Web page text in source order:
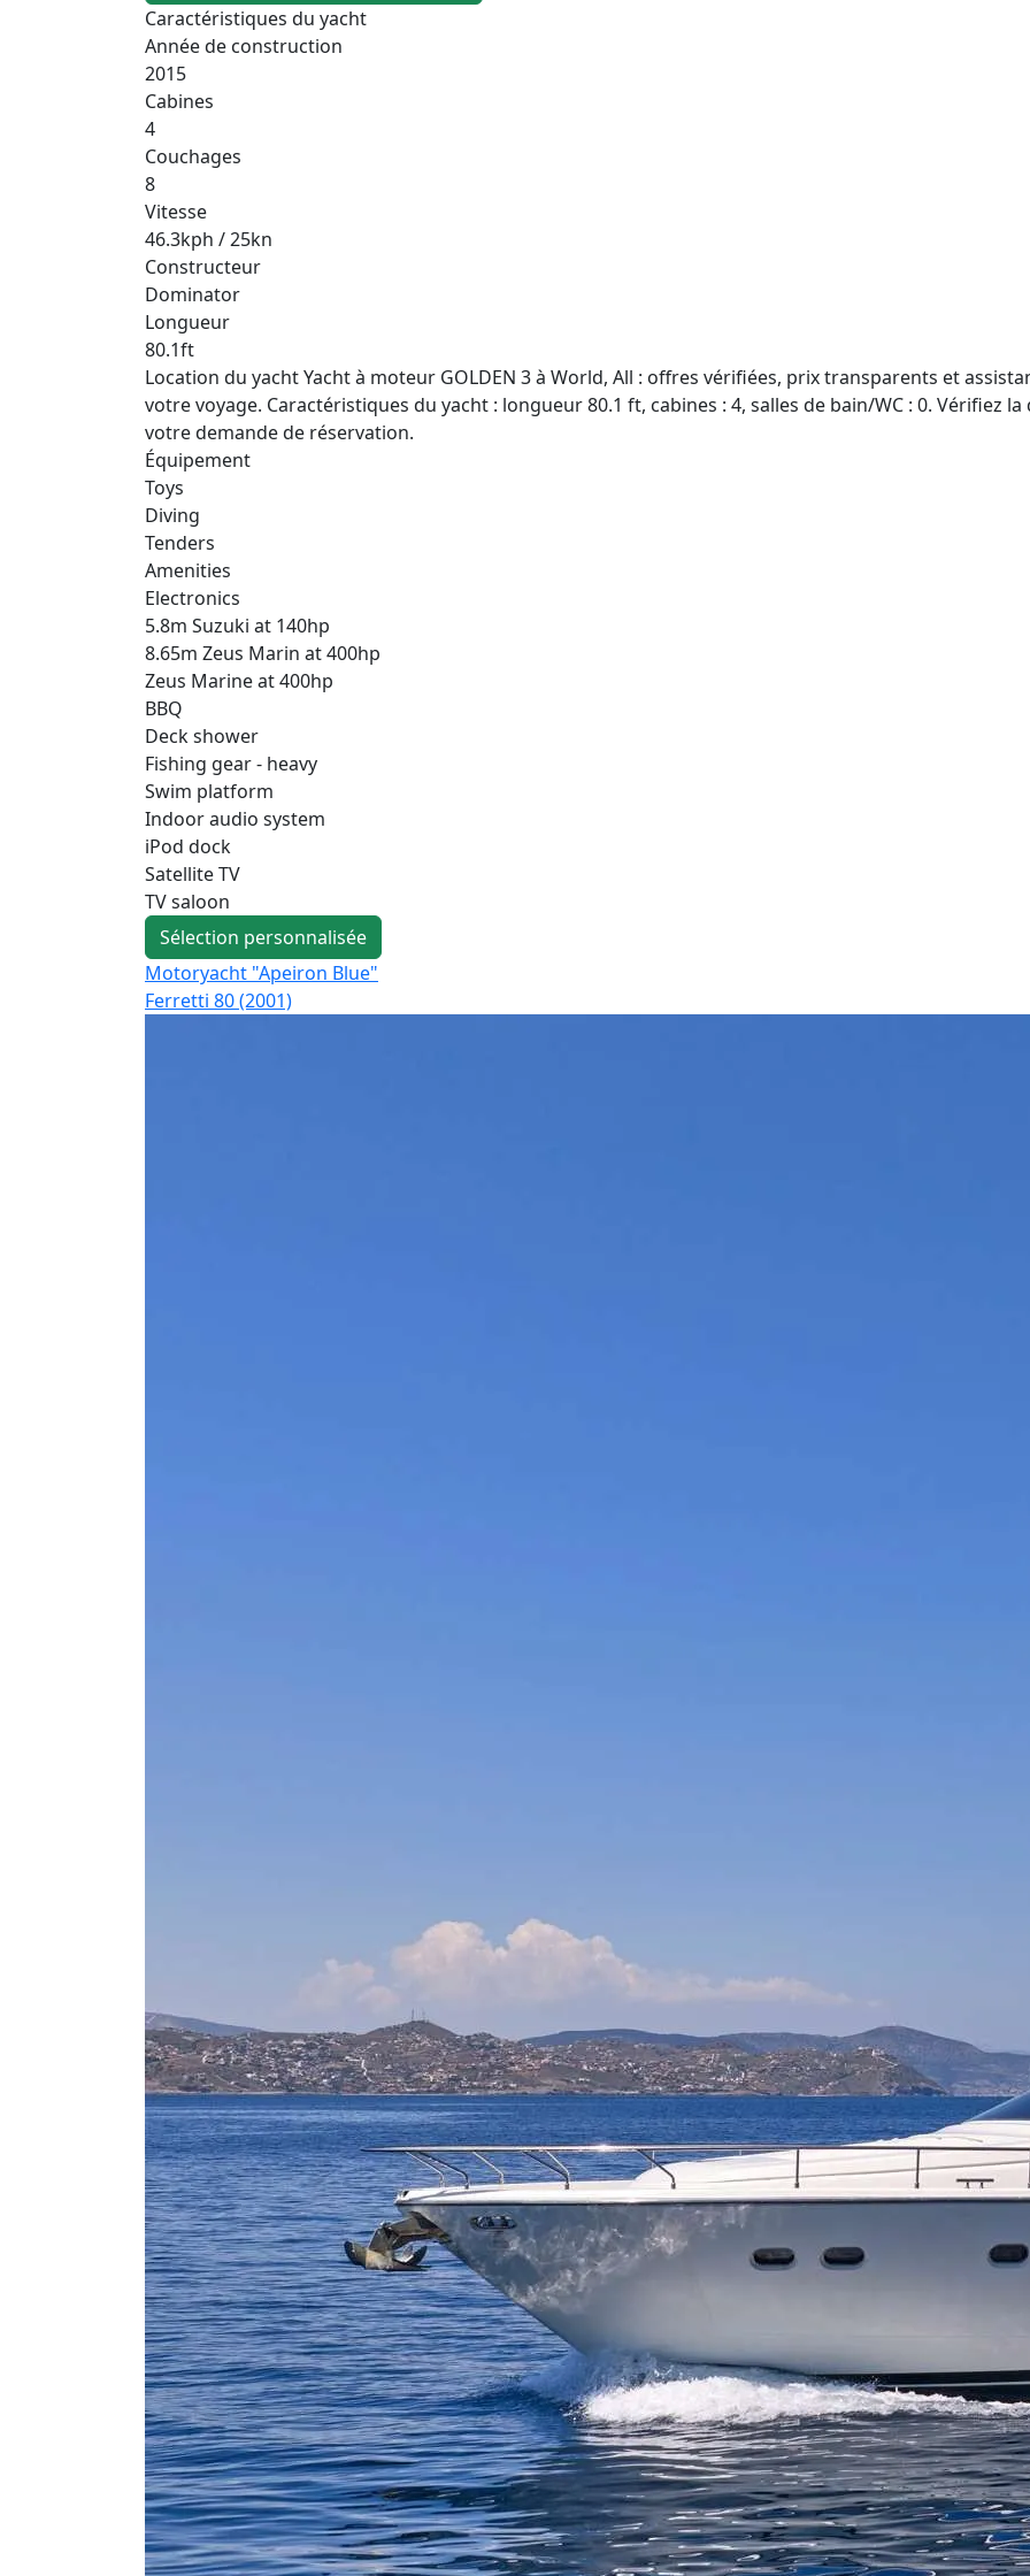
Caractéristiques du yacht
Année de construction
2015
Cabines
4
Couchages
8
Vitesse
46.3kph / 25kn
Constructeur
Dominator
Longueur
80.1ft
Location du yacht Yacht à moteur GOLDEN 3 à World, All : offres vérifiées, prix transparents et
votre voyage. Caractéristiques du yacht : longueur 80.1 ft, cabines : 4, salles de bain/WC : 0. Vérifiez
votre demande de réservation.
Équipement
Toys
Diving
Tenders
Amenities
Electronics
5.8m Suzuki at 140hp
8.65m Zeus Marin at 400hp
Zeus Marine at 400hp
BBQ
Deck shower
Fishing gear - heavy
Swim platform
Indoor audio system
iPod dock
Satellite TV
TV saloon
Sélection personnalisée
Motoryacht "Apeiron Blue"
Ferretti 80 (2001)